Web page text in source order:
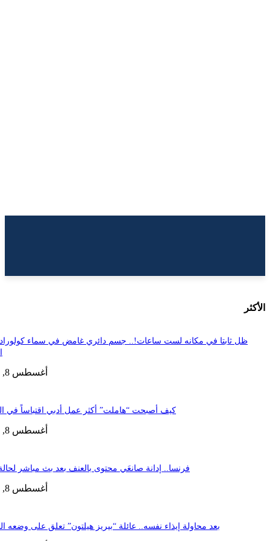
ثابتا في مكانه لست ساعات!.. جسم دائري غامض في سماء كولورادو يثير
أغسطس 8, 2026
كيف أصبحت “هاملت” أكثر عمل أدبي اقتباساً في العالم؟
أغسطس 8, 2026
فرنسا.. إدانة صانعَي محتوى بالعنف بعد بث مباشر لحالة وفاة
أغسطس 8, 2026
بعد محاولة إيذاء نفسه.. عائلة “بيريز هيلتون” تعلق على وضعه الصحي